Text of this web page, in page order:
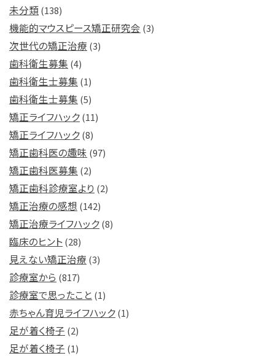
未分類(138)
機能的マウスピース矯正研究会 (3)
次世代の矯正治療 (3)
歯科衛生募集 (4)
歯科衛生士募集 (1)
歯科衛生士募集 (5)
矯正ライフハック(11)
矯正ライフハック(8)
矯正歯科医の趣味 (97)
矯正歯科医募集 (2)
矯正歯科診療室より (2)
矯正治療の感想 (142)
矯正治療ライフハック(8)
臨床のヒント(28)
見えない矯正治療 (3)
診療室から (817)
診療室で思ったこと (1)
赤ちゃん育児ライフハック(1)
足が着く椅子 (2)
足が着く椅子 (1)